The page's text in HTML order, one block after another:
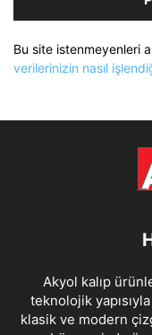
Bu site istenmeyenleri
verilerinizin nasıl
Akyol kalıp
teknolojik
klasik ve modern